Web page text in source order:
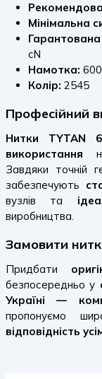
Мінімальна
cN
Намотка:
Колір: 2545
Професійний
Нитки TYTAN
використання
Завдяки точній
забезпечують
вузлів та
виробництва.
Замовити
Придбати
безпосередньо у
Україні —
пропонуємо
відповідність